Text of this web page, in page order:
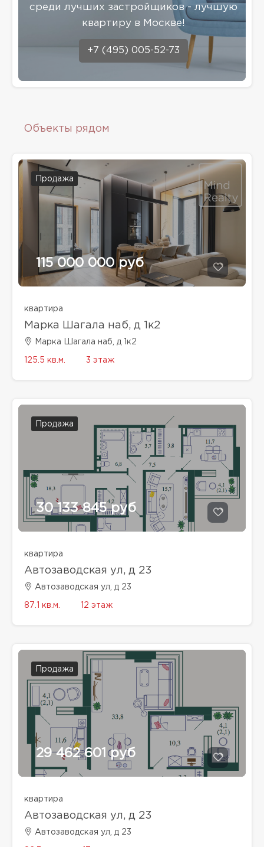
среди лучших застройщиков - лучшую
квартиру в Москве!
+7 (495) 005-52-73
Объекты рядом
Продажа
115 000 000 руб
квартира
Марка Шагала наб, д 1к2
Марка Шагала наб, д 1к2
125.5 кв.м. 3 этаж
Продажа
30 133 845 руб
квартира
Автозаводская ул, д 23
Автозаводская ул, д 23
87.1 кв.м. 12 этаж
Продажа
29 462 601 руб
квартира
Автозаводская ул, д 23
Автозаводская ул, д 23